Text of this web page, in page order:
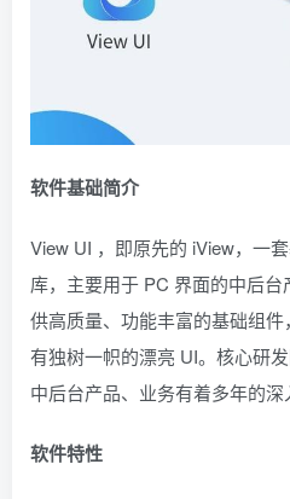
软件基础简介
View UI ，即原先的 iView，一
库，主要用于 PC 界面的中后
供高质量、功能丰富的基础组
有独树一帜的漂亮 UI。核心研
中后台产品、业务有着多年的深
软件特性